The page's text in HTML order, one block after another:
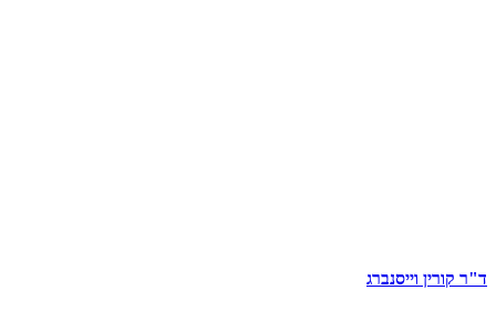
קורין וייסנברג